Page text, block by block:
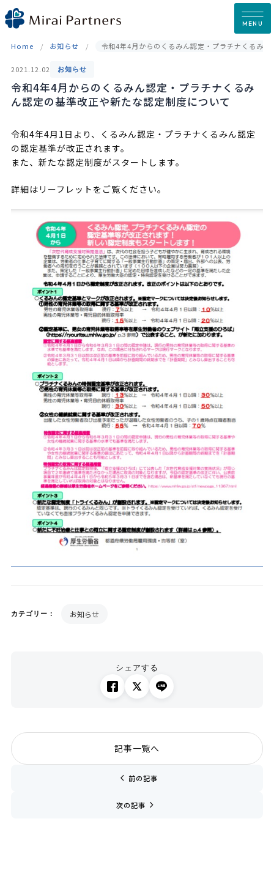
Skip
to
MENU
Home お知らせ 令和4年4月からのくるみん認定・プラチナくるみ
2021.12.02 お知らせ
令和4年4月からのくるみん認定・プラチナくるみ
ん認定の基準改正や新たな認定制度について
令和4年4月1日より、くるみん認定・プラチナくるみん認定
の認定基準が改正されます。
また、新たな認定制度がスタートします。
詳細はリーフレットをご覧ください。
カテゴリー： お知らせ
シェアする
chevron_left 前の記事
記事一覧へ
次の記事 navigate_next